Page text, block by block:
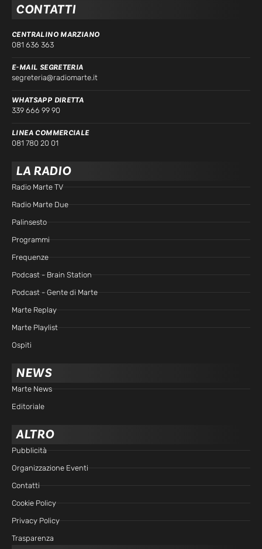
CONTATTI
CENTRALINO MARZIANO
081 636 363
E-MAIL SEGRETERIA
segreteria@radiomarte.it
WHATSAPP DIRETTA
339 666 99 90
LINEA COMMERCIALE
081 780 20 01
LA RADIO
Radio Marte TV
Radio Marte Due
Palinsesto
Programmi
Frequenze
Podcast - Brain Station
Podcast - Gente di Marte
Marte Replay
Marte Playlist
Ospiti
NEWS
Marte News
Editoriale
ALTRO
Pubblicità
Organizzazione Eventi
Contatti
Cookie Policy
Privacy Policy
Trasparenza